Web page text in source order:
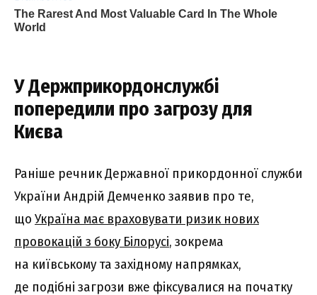
У Держприкордонслужбі
попередили про загрозу для
Києва
Раніше речник Державної прикордонної служби
України Андрій Демченко заявив про те,
що Україна має враховувати ризик нових
провокацій з боку Білорусі, зокрема
на київському та західному напрямках,
де подібні загрози вже фіксувалися на початку